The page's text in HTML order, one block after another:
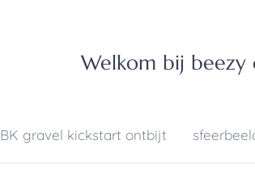
Welkom bij
BK gravel kickstart ontbijt